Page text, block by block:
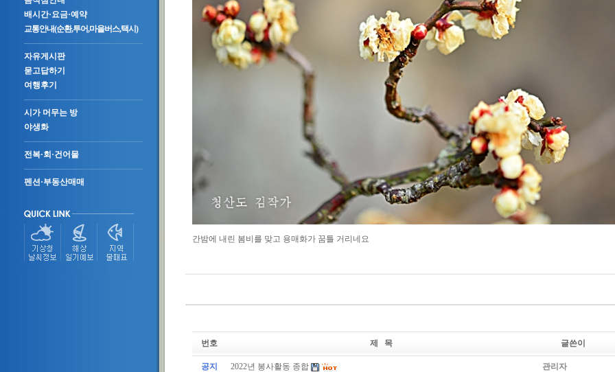
배시간·요금·예약
교통안내(순환,투어,마을버스,택시)
자유게시판
묻고답하기
여행후기
시가 머무는 방
야생화
전복·회·건어물
펜션·부동산매매
간밤에 내린 봄비를 맞고 용매화가 꿈틀 거리네요
번호
제 목 글쓴이
공지 2022년 봉사활동 종합 관리자